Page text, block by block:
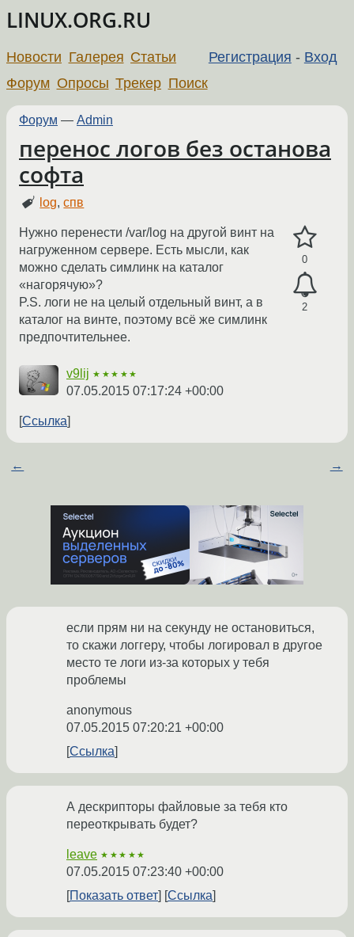
LINUX.ORG.RU
Регистрация - Вход
Новости Галерея Статьи
Форум Опросы Трекер Поиск
Форум — Admin
перенос логов без останова
софта
log,спв
0
2
Нужно перенести /var/log на другой винт на
нагруженном сервере. Есть мысли, как
можно сделать симлинк на каталог
«нагорячую»?
P.S. логи не на целый отдельный винт, а в
каталог на винте, поэтому всё же симлинк
предпочтительнее.
v9lij ★★★★★
07.05.2015 07:17:24 +00:00
Ссылка
← →
если прям ни на секунду не остановиться,
то скажи логгеру, чтобы логировал в другое
место те логи из-за которых у тебя
проблемы
anonymous
07.05.2015 07:20:21 +00:00
Ссылка
А дескрипторы файловые за тебя кто
переоткрывать будет?
leave ★★★★★
07.05.2015 07:23:40 +00:00
Показать ответ
Ссылка